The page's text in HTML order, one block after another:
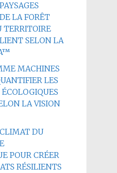
LA FORÊT
TERRITOIRE
SELON LA
MACHINES
LES
LA VISION
DU
POUR CRÉER
RÉSILIENTS